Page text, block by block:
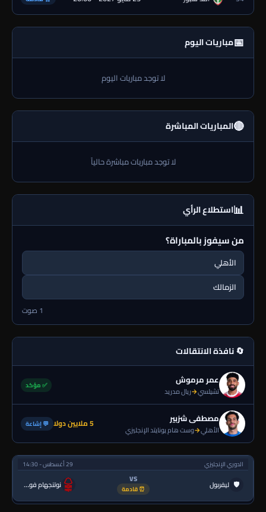
📅مباريات اليوم
لا توجد مباريات اليوم
🔴المباريات المباشرة
لا توجد مباريات مباشرة حالياً
📊استطلاع الرأي
من سيفوز بالمباراة؟
الأهلي
الزمالك
1 صوت
🔄 نافذة الانتقالات
عمر مرموش
تشيلسي→ريال مدريد
✅ مؤكد
مصطفى شزبير
الأهلي→وست هام يونايتد الإنجليزي 5 ملايين دولا 💬 إشاعة
الدوري الإنجليزي 29 أغسطس - 14:30
🛡 ليفربول VS
⏰ قادمة نوتنجهام فورست